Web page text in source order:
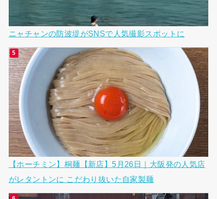
ニャチャンの防波堤がSNSで人気撮影スポットに
【ホーチミン】桐麺【新店】5月26日｜大阪発の人気店
がレタントンに こだわり抜いた自家製麺